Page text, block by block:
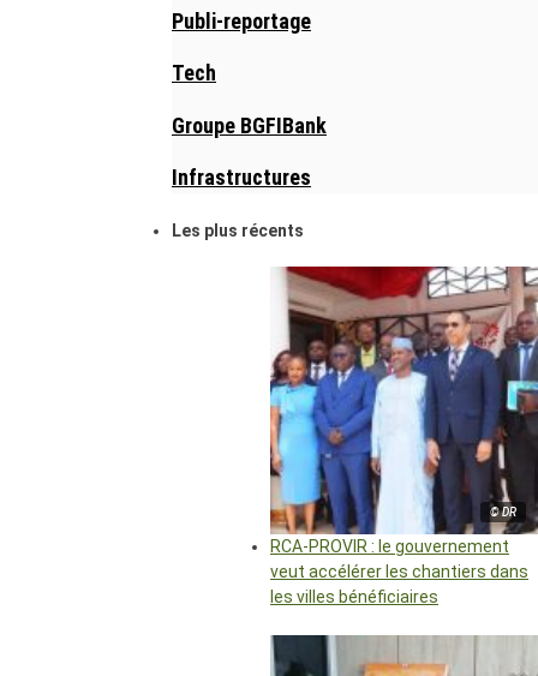
Publi-reportage
Tech
Groupe BGFIBank
Infrastructures
Les plus récents
© DR
RCA-PROVIR : le gouvernement
veut accélérer les chantiers dans
les villes bénéficiaires